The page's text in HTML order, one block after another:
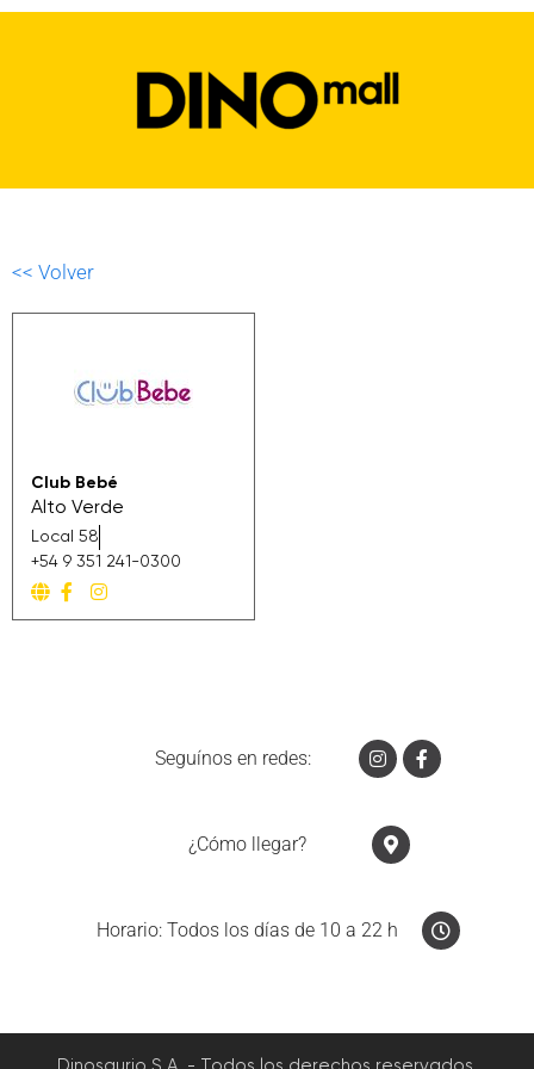
<< Volver
Club Bebé
Alto Verde
Local 58
+54 9 351 241-0300
Seguínos en redes:
¿Cómo llegar?
Horario: Todos los días de 10 a 22 h